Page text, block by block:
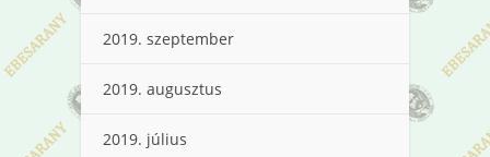
2019. szeptember
2019. augusztus
2019. július